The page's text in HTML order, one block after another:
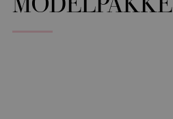
MODELPAKKE